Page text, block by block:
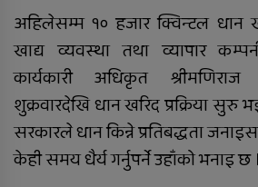
दुग्ध चिस्यान केन्द्र
आरोपमा
जनाविरुद्ध भ्रष्टाचार
६ महिनाअघि
महिनापछि सडकमा
अहिलेसम्म १० हजार क्विन्टल
खाद्य व्यवस्था तथा व्यापार
कार्यकारी अधिकृत
शुक्रवारदेखि धान खरिद प्रक्रिया सुरु
सरकारले धान किन्ने प्रतिबद्धता
केही समय धैर्य गर्नुपर्ने उहाँको भनाइ छ ।